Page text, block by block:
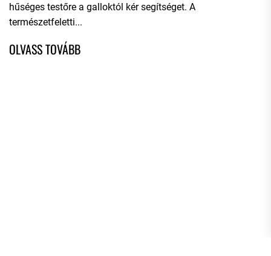
hűséges testőre a galloktól kér segítséget. A
természetfeletti...